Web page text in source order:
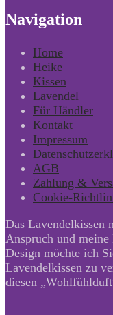
Navigation
Home
Heike
Kissen
Lavendel
Für Händler
Kontakt
Impressum
AGB
Zahlung &
Cookie-
Das Lavendelkissen
Anspruch und
Design möchte ich
Lavendelkissen zu
diesen